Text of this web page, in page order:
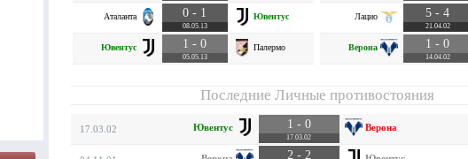
Аталанта 0 - 1
08.05.13
Ювентус
Ювентус 1 - 0
05.05.13
Палермо
Лацио 5 - 4
21.04.02
Верона 1 - 0
14.04.02
Последние Личные противостояния
17.03.02 Ювентус 1 - 0
17.03.02
Верона
2 - 2